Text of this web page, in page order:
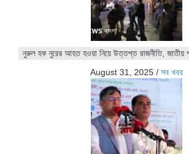
নুরুল হক নুরের আহত হওয়া নিয়ে উত্তপ্ত রাজনীতি, জাতীয়
August 31, 2025 / সব খবর